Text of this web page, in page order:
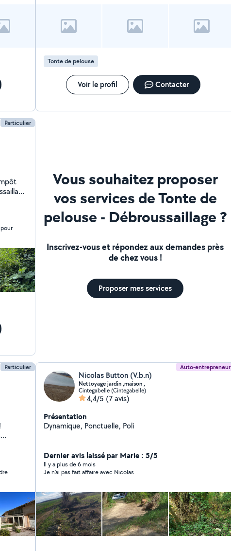
Tonte de pelouse
Voir le profil Contacter
Particulier
Vous souhaitez proposer
vos services de Tonte de
pelouse - Débroussaillage ?
Inscrivez-vous et répondez aux demandes près
de chez vous !
Proposer mes services
Particulier Auto-entrepreneur
Nicolas Button (V.b.n)
Nettoyage jardin ,maison ,
Cintegabelle (Cintegabelle)
4,4/5 (7 avis)
Présentation
Dynamique, Ponctuelle, Poli
Dernier avis laissé par Marie : 5/5
Il y a plus de 6 mois
Je n'ai pas fait affaire avec Nicolas